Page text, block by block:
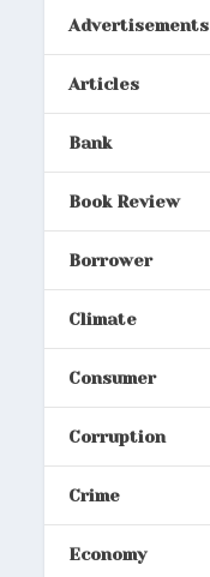
Advertisements
Articles
Bank
Book Review
Borrower
Climate
Consumer
Corruption
Crime
Economy